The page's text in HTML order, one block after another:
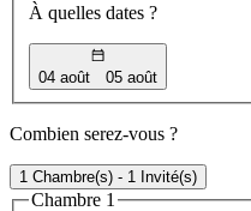
À quelles dates ?
04 août 05 août
Combien serez-vous ?
1 Chambre(s) - 1 Invité(s)
Chambre 1